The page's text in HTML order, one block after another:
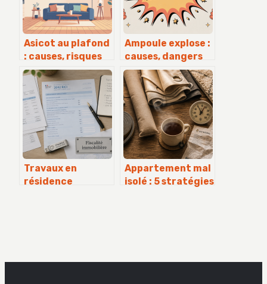
Asicot au plafond
: causes, risques
et solutions
efficaces
Ampoule explose :
causes, dangers
et solutions
simples
Travaux en
résidence
Appartement mal
isolé : 5 stratégies